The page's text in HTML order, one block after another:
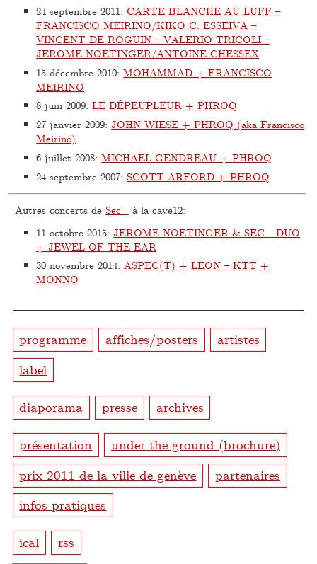
24 septembre 2011:CARTE BLANCHE AU LUFF –
FRANCISCO MEIRINO/KIKO C. ESSEIVA –
VINCENT DE ROGUIN – VALERIO TRICOLI –
JEROME NOETINGER/ANTOINE CHESSEX
15 décembre 2010:MOHAMMAD + FRANCISCO
MEIRINO
8 juin 2009:LE DÉPEUPLEUR + PHROQ
27 janvier 2009:JOHN WIESE + PHROQ (aka Francisco
Meirino)
6 juillet 2008:MICHAEL GENDREAU + PHROQ
24 septembre 2007:SCOTT ARFORD + PHROQ
Autres concerts deSec_
à la cave12:
11 octobre 2015:JEROME NOETINGER & SEC_ DUO
+ JEWEL OF THE EAR
30 novembre 2014:ASPEC(T) + LEON – KTT +
MONNO
programme affiches/posters
artistes
label
diaporama presse archives
présentation
under the ground (brochure)
prix 2011 de la ville de genève
partenaires
infos pratiques
ical rss